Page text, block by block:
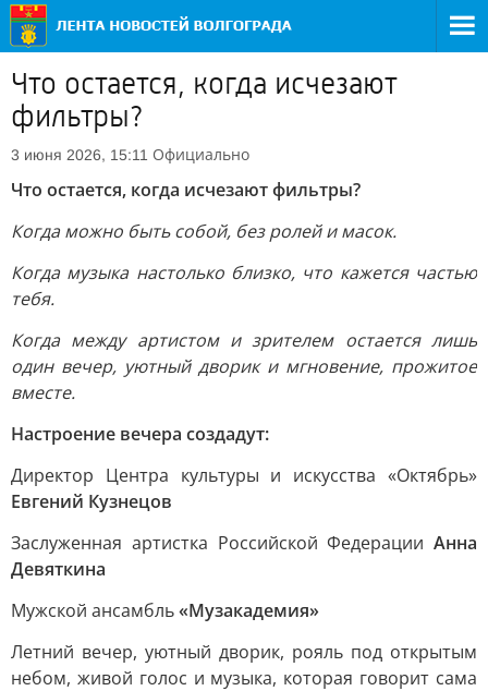
Что остается, когда исчезают
фильтры?
3 июня 2026, 15:11 Официально
Что остается, когда исчезают фильтры?
Когда можно быть собой, без ролей и масок.
Когда музыка настолько близко, что кажется частью
тебя.
Когда между артистом и зрителем остается лишь
один вечер, уютный дворик и мгновение, прожитое
вместе.
Настроение вечера создадут:
Директор Центра культуры и искусства «Октябрь»
Евгений Кузнецов
Заслуженная артистка Российской Федерации Анна
Девяткина
Мужской ансамбль«Музакадемия»
Летний вечер, уютный дворик, рояль под открытым
небом, живой голос и музыка, которая говорит сама